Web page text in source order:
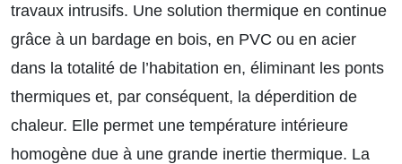
travaux intrusifs. Une solution thermique en continue
grâce à un bardage en bois, en PVC ou en acier
dans la totalité de l’habitation en, éliminant les ponts
thermiques et, par conséquent, la déperdition de
chaleur. Elle permet une température intérieure
homogène due à une grande inertie thermique. La